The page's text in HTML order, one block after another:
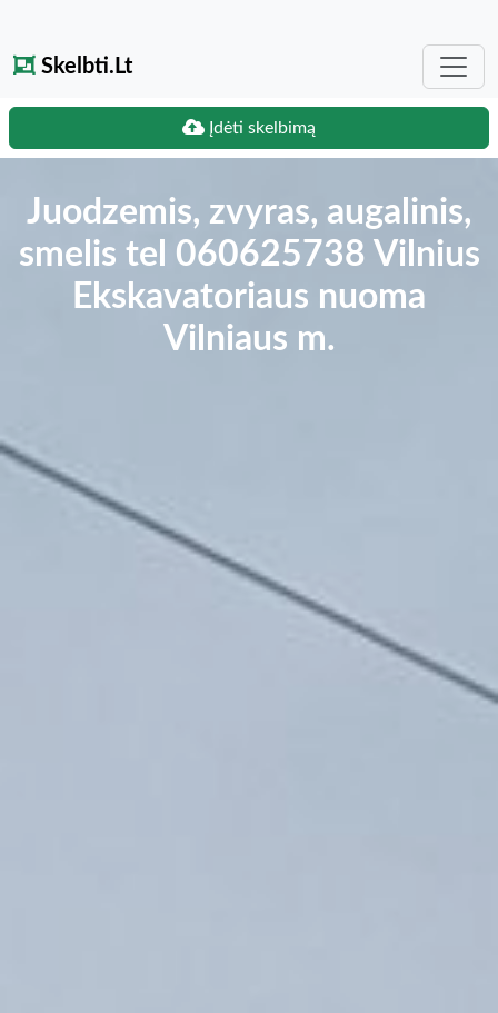
Skelbti.Lt
Įdėti skelbimą
Juodzemis, zvyras, augalinis,
smelis tel 060625738 Vilnius
Ekskavatoriaus nuoma
Vilniaus m.